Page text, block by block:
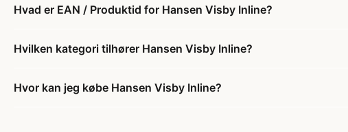
Hvad er EAN / Produktid for Hansen Visby Inline?
Hvilken kategori tilhører Hansen Visby Inline?
Hvor kan jeg købe Hansen Visby Inline?